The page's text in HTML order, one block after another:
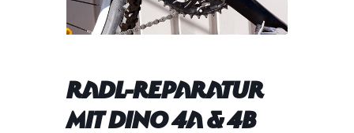
Radl-Reparatur
mit Dino 4a & 4b